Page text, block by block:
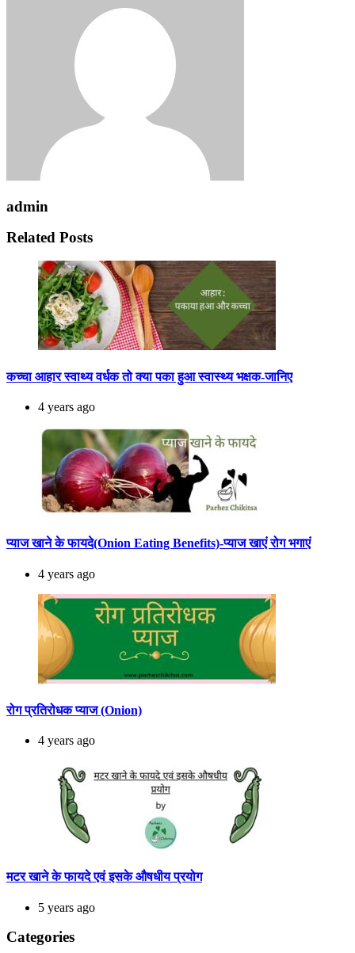
admin
Related Posts
कच्चा आहार स्वाथ्य वर्धक तो क्या पका हुआ स्वास्थ्य भक्षक-जानिए
4 years ago
प्याज खाने के फायदे(Onion Eating Benefits)-प्याज खाएं रोग भगाएं
4 years ago
रोग प्रतिरोधक प्याज (Onion)
4 years ago
मटर खाने के फायदे एवं इसके औषधीय प्रयोग
5 years ago
Categories